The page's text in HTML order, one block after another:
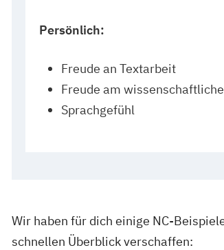
Persönlich:
Freude an Textarbeit
Freude am
Sprachgefühl
Wir haben für dich einige NC-
schnellen Überblick verschaffen: